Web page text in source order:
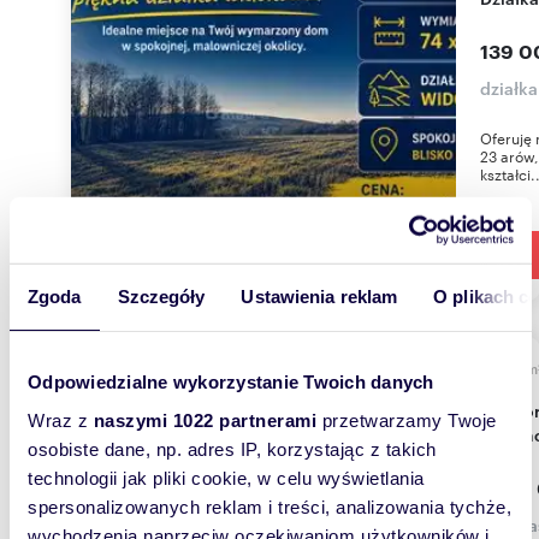
Zgoda Szczegóły Ustawienia reklam O plikach
Odpowiedzialne wykorzystanie Twoich danych
Wraz z naszymi 1022 partnerami przetwarzamy Twoje
osobiste dane, np. adres IP, korzystając z takich
technologii jak pliki cookie, w celu wyświetlania
spersonalizowanych reklam i treści, analizowania tychże,
139
Oferuję
23
m
Komfortowy dom 180 m² z nowoczesnym
1
dom